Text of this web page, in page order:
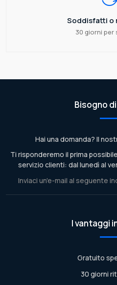
Soddisfatti o
30 giorni per
Bisogno
Hai una domanda? Il
Ti risponderemo il prima
servizio clienti: dal lunedì al
Inviaci un'e-mail al seguente
I vantaggi
Gratuito
30 giorni